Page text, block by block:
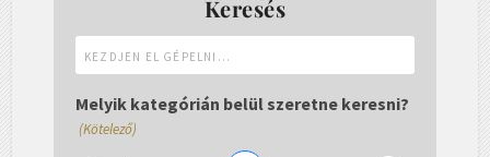
Keresés
el
gépelni...
Melyik kategórián belül szeretne keresni?
(Kötelező)